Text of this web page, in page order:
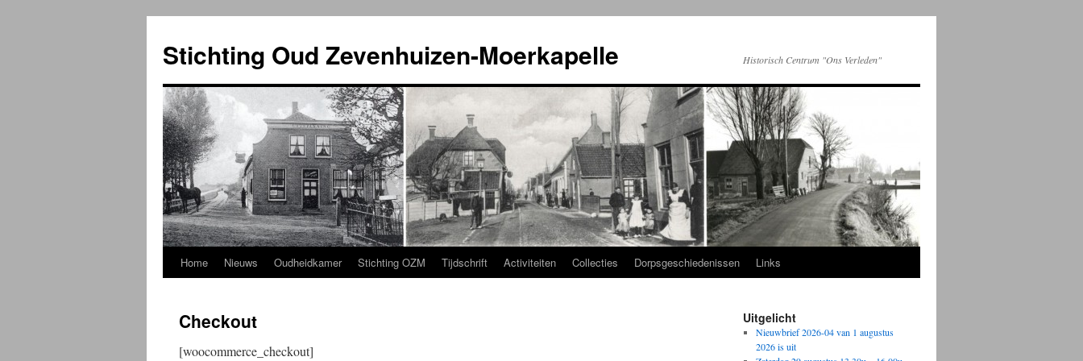
de
inhoud
Stichting Oud Zevenhuizen-Moerkapelle Historisch Centrum "Ons Verleden"
Home Nieuws Oudheidkamer Stichting OZM Tijdschrift Activiteiten Collecties Dorpsgeschiedenissen Links
Checkout
[woocommerce_checkout]
Uitgelicht
Nieuwbrief 2026-04 van 1 augustus
2026 is uit